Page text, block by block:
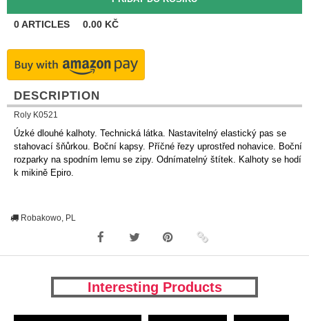
0ARTICLES 0.00 KČ
DESCRIPTION
Roly K0521
Úzké dlouhé kalhoty. Technická látka. Nastavitelný elastický pas se
stahovací šňůrkou. Boční kapsy. Příčné řezy uprostřed nohavice. Boční
rozparky na spodním lemu se zipy. Odnímatelný štítek. Kalhoty se hodí
k mikině Epiro.
Robakowo, PL
Interesting Products